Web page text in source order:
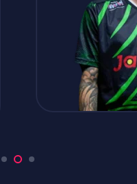
второе место на
2. В феврале
Championship
Masters XIII —
свои силы с